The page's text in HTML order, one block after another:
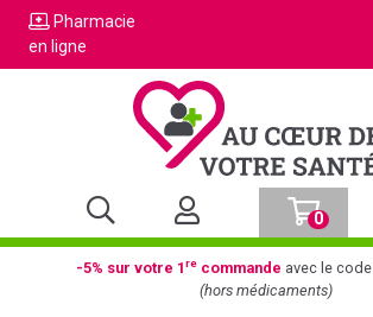
Pharmacie
en ligne
0
-5% sur votre 1recommande avec le code
(hors médicaments)